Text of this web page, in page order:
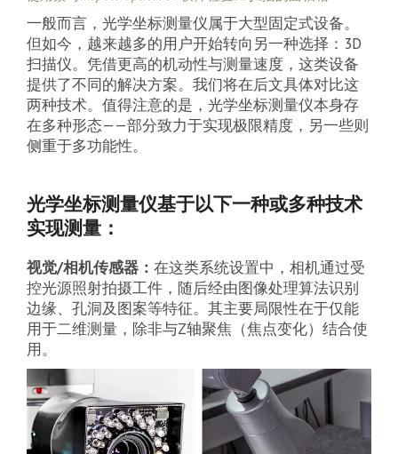
一般而言，光学坐标测量仪属于大型固定式设备。
但如今，越来越多的用户开始转向另一种选择：3D
扫描仪。凭借更高的机动性与测量速度，这类设备
提供了不同的解决方案。我们将在后文具体对比这
两种技术。值得注意的是，光学坐标测量仪本身存
在多种形态——部分致力于实现极限精度，另一些则
侧重于多功能性。
光学坐标测量仪基于以下一种或多种技术
实现测量：
视觉/相机传感器： 在这类系统设置中，相机通过受
控光源照射拍摄工件，随后经由图像处理算法识别
边缘、孔洞及图案等特征。其主要局限性在于仅能
用于二维测量，除非与Z轴聚焦（焦点变化）结合使
用。